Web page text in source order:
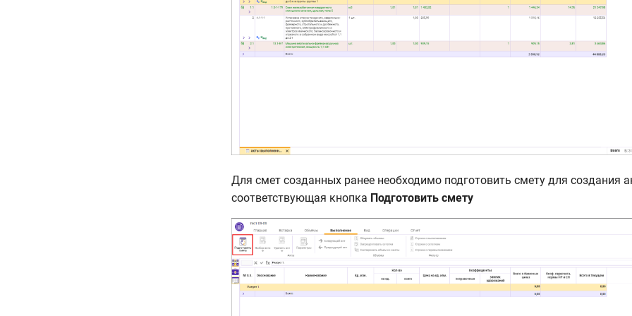
Для смет созданных ранее необходимо подготовить смету для создания
соответствующая кнопка Подготовить смету